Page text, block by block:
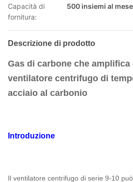
Capacità di
fornitura:
500 insiemi al mese
Descrizione di prodotto
Gas di carbone che amplifica
ventilatore centrifugo di
acciaio al carbonio
Introduzione
Il ventilatore centrifugo di serie 9-10